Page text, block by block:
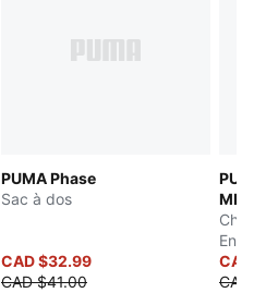
PUMA Phase
Sac à dos
CAD $32.99
CAD $41.00